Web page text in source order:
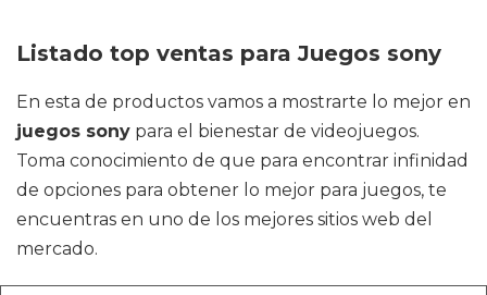
Listado top ventas para Juegos sony
En esta de productos vamos a mostrarte lo mejor en
juegos sony para el bienestar de videojuegos.
Toma conocimiento de que para encontrar infinidad
de opciones para obtener lo mejor para juegos, te
encuentras en uno de los mejores sitios web del
mercado.